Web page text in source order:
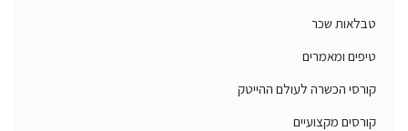
טבלאות שכר
טיפים ומאמרים
קורסי הכשרה לעולם ההייטק
קורסים מקצועיים